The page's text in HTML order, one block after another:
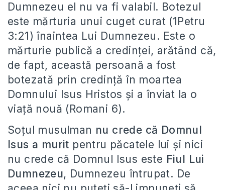
Dumnezeu el nu va fi valabil. Botezul
este mărturia unui cuget curat (1Petru
3:21) înaintea Lui Dumnezeu. Este o
mărturie publică a credinţei, arătând că,
de fapt, această persoană a fost
botezată prin credinţă în moartea
Domnului Isus Hristos şi a înviat la o
viaţă nouă (Romani 6).
Soţul musulman nu crede că Domnul
Isus a murit pentru păcatele lui şi nici
nu crede că Domnul Isus este Fiul Lui
Dumnezeu, Dumnezeu întrupat. De